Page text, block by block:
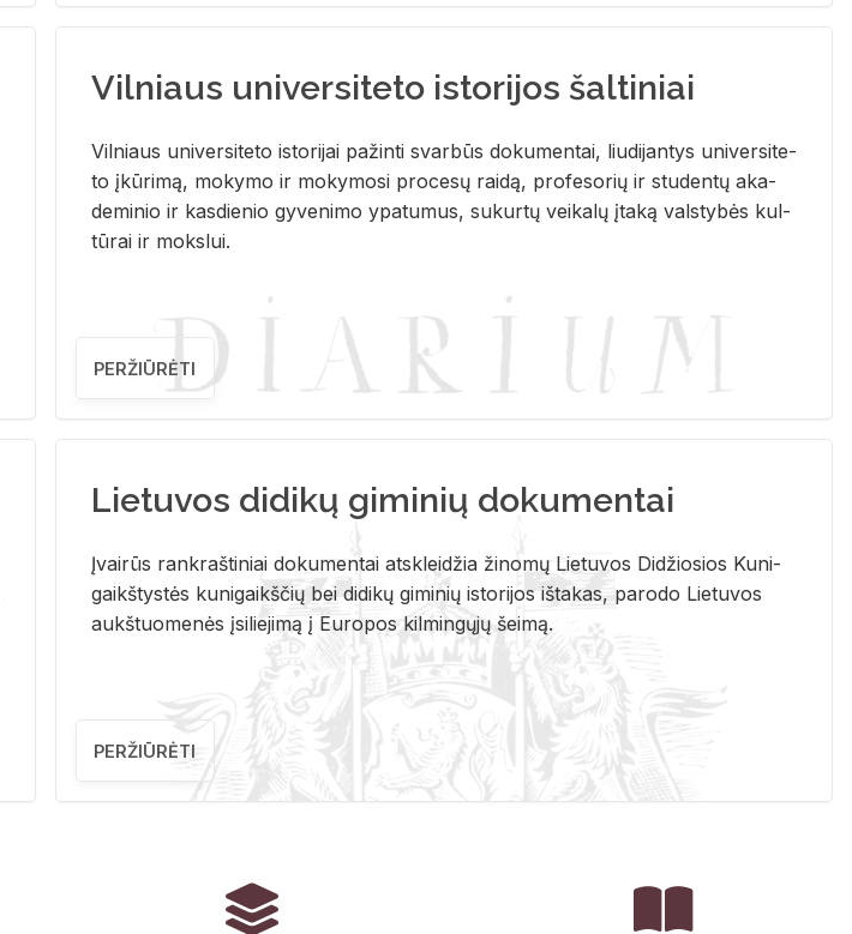
Vilniaus universiteto istorijos šaltiniai
Vil­niaus uni­ver­si­te­to is­to­ri­jai pa­žin­ti svar­būs do­ku­men­tai, liu­di­jan­tys uni­ver­si­te­
to įkū­ri­mą, mo­ky­mo ir mo­ky­mo­si pro­ce­sų rai­dą, pro­fe­so­rių ir stu­den­tų aka­
de­mi­nio ir kas­die­nio gy­ve­ni­mo ypa­tu­mus, su­kur­tų vei­ka­lų įta­ką vals­ty­bės kul­
tū­rai ir moks­lui.
PERŽIŪRĖTI
Lietuvos didikų giminių dokumentai
Įvai­rūs rank­raš­ti­niai do­ku­men­tai at­sklei­džia ži­no­mų Lie­tu­vos Di­džio­sios Ku­ni­
gaikš­tys­tės ku­ni­gaikš­čių bei di­di­kų gi­mi­nių is­to­ri­jos iš­ta­kas, pa­ro­do Lie­tu­vos
aukš­tuo­me­nės įsi­lie­ji­mą į Eu­ro­pos kil­min­gų­jų šei­mą.
PERŽIŪRĖTI